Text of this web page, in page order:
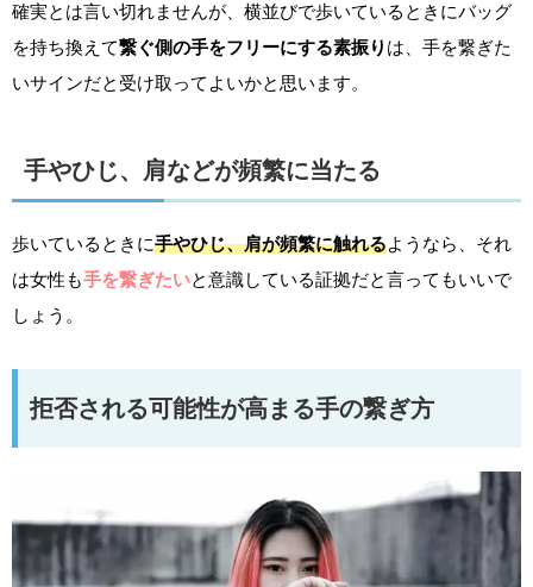
確実とは言い切れませんが、横並びで歩いているときにバッグ
を持ち換えて繋ぐ側の手をフリーにする素振り は、手を繋ぎた
いサインだと受け取ってよいかと思います。
手やひじ、肩などが頻繁に当たる
歩いているときに手やひじ、肩が頻繁に触れるようなら、それ
は女性も手を繋ぎたいと意識している証拠だと言ってもいいで
しょう。
拒否される可能性が高まる手の繋ぎ方